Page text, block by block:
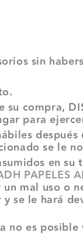
sin
compra,
para
se le
en
PAPELES
mal uso o
le hará
no es